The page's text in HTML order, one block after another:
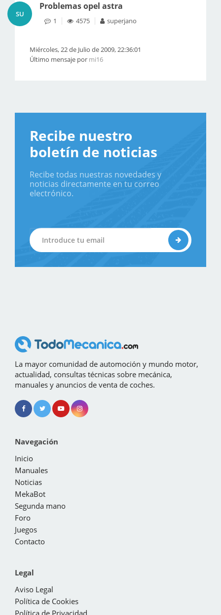
SU
Problemas opel astra
1 4575 superjano
Miércoles, 22 de Julio de 2009, 22:36:01
Último mensaje por mi16
Recibe nuestro
boletín de noticias
Recibe todas nuestras novedades y
noticias directamente en tu correo
electrónico.
La mayor comunidad de automoción y mundo motor,
actualidad, consultas técnicas sobre mecánica,
manuales y anuncios de venta de coches.
Navegación
Inicio
Manuales
Noticias
MekaBot
Segunda mano
Foro
Juegos
Contacto
Legal
Aviso Legal
Política de Cookies